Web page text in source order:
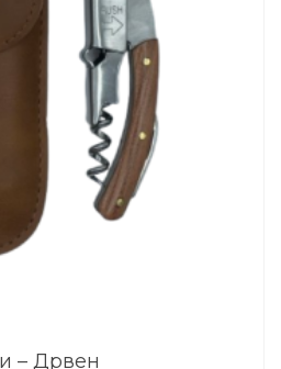
– Дрвен